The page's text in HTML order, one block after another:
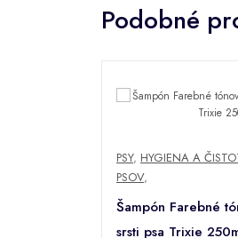
Podobné
PSY, HYGIENA A
PSOV,
Šampón Farebné
srsti psa Trixie